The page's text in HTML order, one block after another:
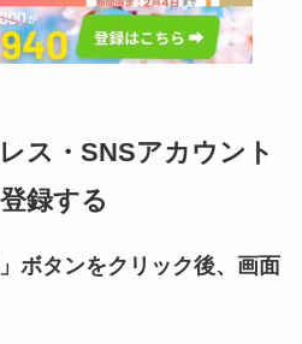
ス・SNSアカウント
録する
ボタンをクリック後、画面